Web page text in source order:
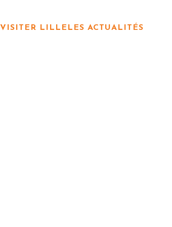
VISITER LILLE LES ACTUALITÉS